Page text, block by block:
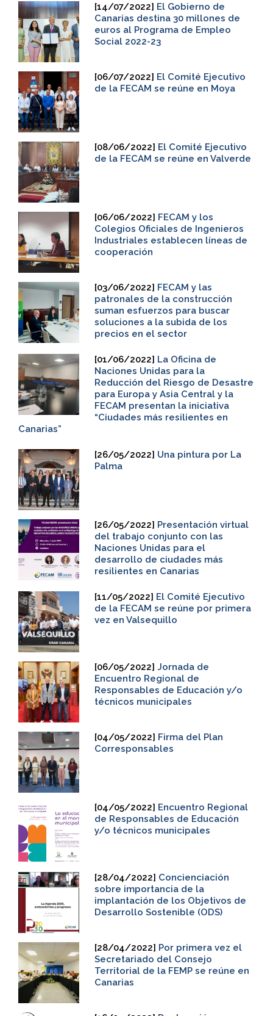
[14/07/2022] El Gobierno de
Canarias destina 30 millones de
euros al Programa de Empleo
Social 2022-23
[06/07/2022] El Comité Ejecutivo
de la FECAM se reúne en Moya
[08/06/2022] El Comité Ejecutivo
de la FECAM se reúne en Valverde
[06/06/2022] FECAM y los
Colegios Oficiales de Ingenieros
Industriales establecen líneas de
cooperación
[03/06/2022] FECAM y las
patronales de la construcción
suman esfuerzos para buscar
soluciones a la subida de los
precios en el sector
[01/06/2022] La Oficina de
Naciones Unidas para la
Reducción del Riesgo de Desastre
para Europa y Asia Central y la
FECAM presentan la iniciativa
“Ciudades más resilientes en
Canarias”
[26/05/2022] Una pintura por La
Palma
[26/05/2022] Presentación virtual
del trabajo conjunto con las
Naciones Unidas para el
desarrollo de ciudades más
resilientes en Canarias
[11/05/2022] El Comité Ejecutivo
de la FECAM se reúne por primera
vez en Valsequillo
[06/05/2022] Jornada de
Encuentro Regional de
Responsables de Educación y/o
técnicos municipales
[04/05/2022] Firma del Plan
Corresponsables
[04/05/2022] Encuentro Regional
de Responsables de Educación
y/o técnicos municipales
[28/04/2022] Concienciación
sobre importancia de la
implantación de los Objetivos de
Desarrollo Sostenible (ODS)
[28/04/2022] Por primera vez el
Secretariado del Consejo
Territorial de la FEMP se reúne en
Canarias